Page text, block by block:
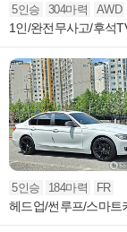
5인승 304마력 AWD
1인/완전무사고/후석
5인승 184마력 FR
헤드업/썬루프/스마트